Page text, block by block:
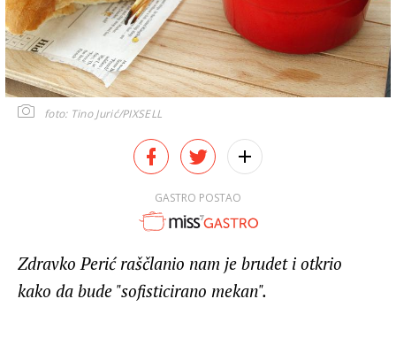
foto: Tino Jurić/PIXSELL
GASTRO POSTAO
Zdravko Perić raščlanio nam je brudet i otkrio
kako da bude "sofisticirano mekan".